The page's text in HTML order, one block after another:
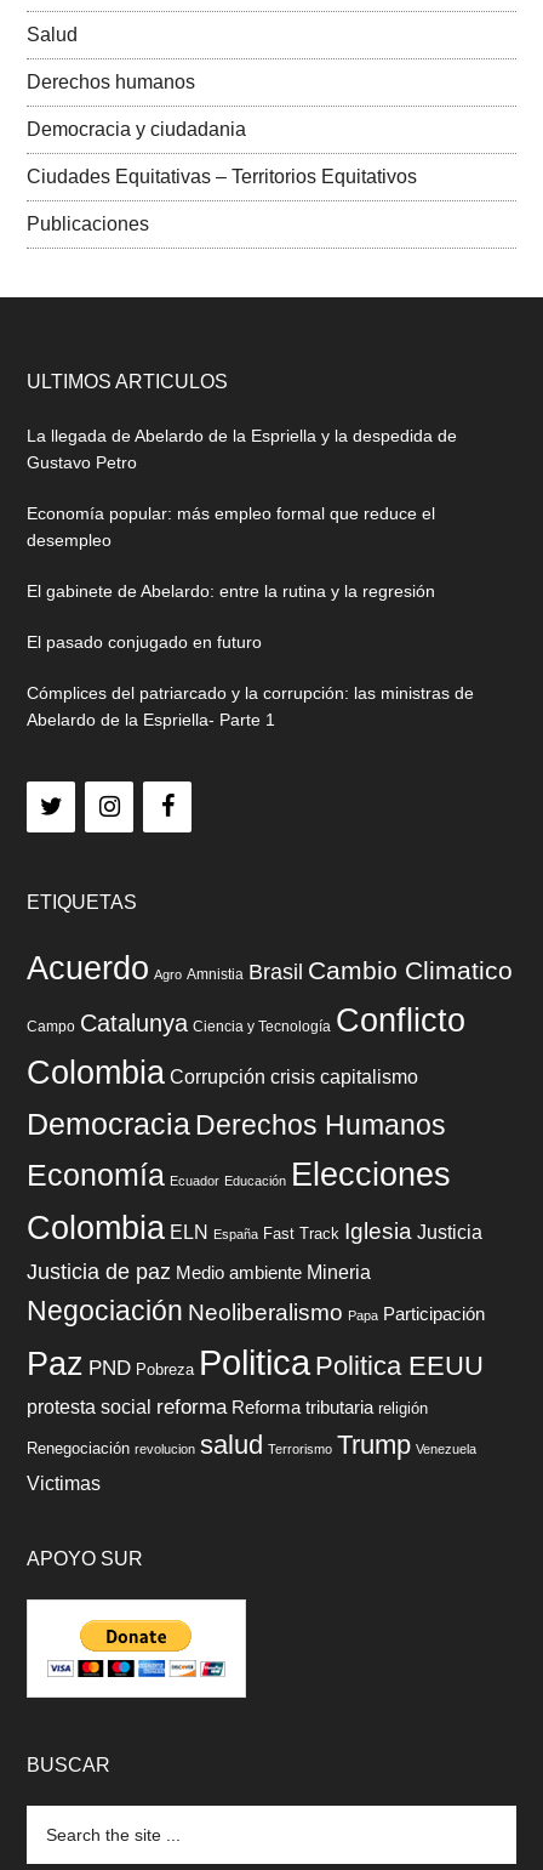
Salud
Derechos humanos
Democracia y ciudadania
Ciudades Equitativas – Territorios Equitativos
Publicaciones
ULTIMOS ARTICULOS
La llegada de Abelardo de la Espriella y la despedida de
Gustavo Petro
Economía popular: más empleo formal que reduce el
desempleo
El gabinete de Abelardo: entre la rutina y la regresión
El pasado conjugado en futuro
Cómplices del patriarcado y la corrupción: las ministras de
Abelardo de la Espriella- Parte 1
ETIQUETAS
Acuerdo Agro Amnistia Brasil Cambio Climatico
Campo Catalunya Ciencia y Tecnología Conflicto
Colombia Corrupción crisis capitalismo
DemocraciaDerechos Humanos
Economía Ecuador Educación Elecciones
Colombia ELN España Fast Track Iglesia Justicia
Justicia de paz Medio ambiente Mineria
Negociación Neoliberalismo Papa Participación
Paz PND Pobreza Politica Politica EEUU
protesta social reforma Reforma tributaria religión
Renegociación revolucion salud Terrorismo Trump Venezuela
Victimas
APOYO SUR
BUSCAR